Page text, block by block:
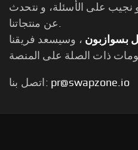
على الأسئلة، و نتحدث
عن منتجاتنا.
بسوازبون ، وسيسعد فريقنا
اتصل بنا: pr@swapzone.io